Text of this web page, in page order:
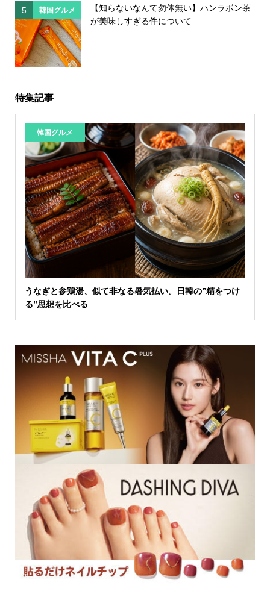
5 韓国グルメ
【知らないなんて勿体無い】ハンラボン茶
が美味しすぎる件について
特集記事
韓国グルメ
うなぎと参鶏湯、似て非なる暑気払い。日韓の”精をつけ
る”思想を比べる